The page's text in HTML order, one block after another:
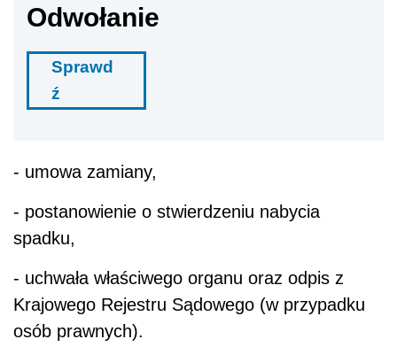
Odwołanie
Sprawd
ź
- umowa zamiany,
- postanowienie o stwierdzeniu nabycia
spadku,
- uchwała właściwego organu oraz odpis z
Krajowego Rejestru Sądowego (w przypadku
osób prawnych).